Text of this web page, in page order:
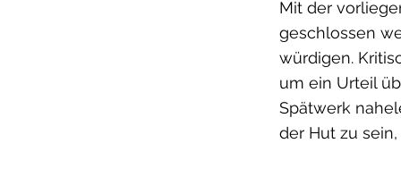
Mit der
geschlossen
würdigen.
um ein Urteil
Spätwerk
der Hut zu